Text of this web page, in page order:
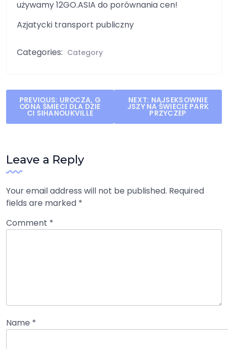
używamy 12GO.ASIA do porównania cen!
Azjatycki transport publiczny
Categories: Category
Post
navigation
PREVIOUS: UROCZA, G
ODNA ŚMIECI DLA DZIE
CI SIHANOUKVILLE
NEXT: NAJSEKSOWNIE
JSZY NA ŚWIECIE PARK
PRZYCZEP
Leave a Reply
Your email address will not be published. Required
fields are marked *
Comment *
Name *